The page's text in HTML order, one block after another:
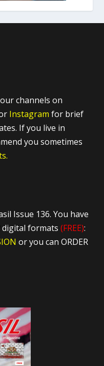
channels on
Instagram for brief
If you live in
you sometimes
Issue 136. You have
digital formats(FREE):
or you can ORDER